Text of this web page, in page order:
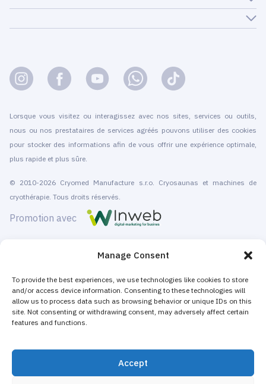
Manage Consent
To provide the best experiences, we use technologies like cookies to store
and/or access device information. Consenting to these technologies will
allow us to process data such as browsing behavior or unique IDs on this
site. Not consenting or withdrawing consent, may adversely affect certain
features and functions.
Accept
Lorsque vous visitez ou interagissez avec nos sites, services ou outils,
nous ou nos prestataires de services agréés pouvons utiliser des cookies
pour stocker des informations afin de vous offrir une expérience optimale,
plus rapide et plus sûre.
© 2010-2026 Cryomed Manufacture s.r.o. Cryosaunas et machines de
cryothérapie. Tous droits réservés.
Promotion avec
cryosaunas corps entier, et appareils localisés sont certifiés CE.
Nous proposons l'installation et la maintenance, la formation et la
certification, la commercialisation et l’offre de services de cryothérapie. A la
fois pour les centres de qui ne souhaitent proposer que des prestations de
cryothérapie, et bien sûr pour les structures existantes qui souhaitent faire
La majorité des appareils de cryothérapie corps entier et localisées de
Cryomed sont vendus comme équipements non médicaux aux acteurs du